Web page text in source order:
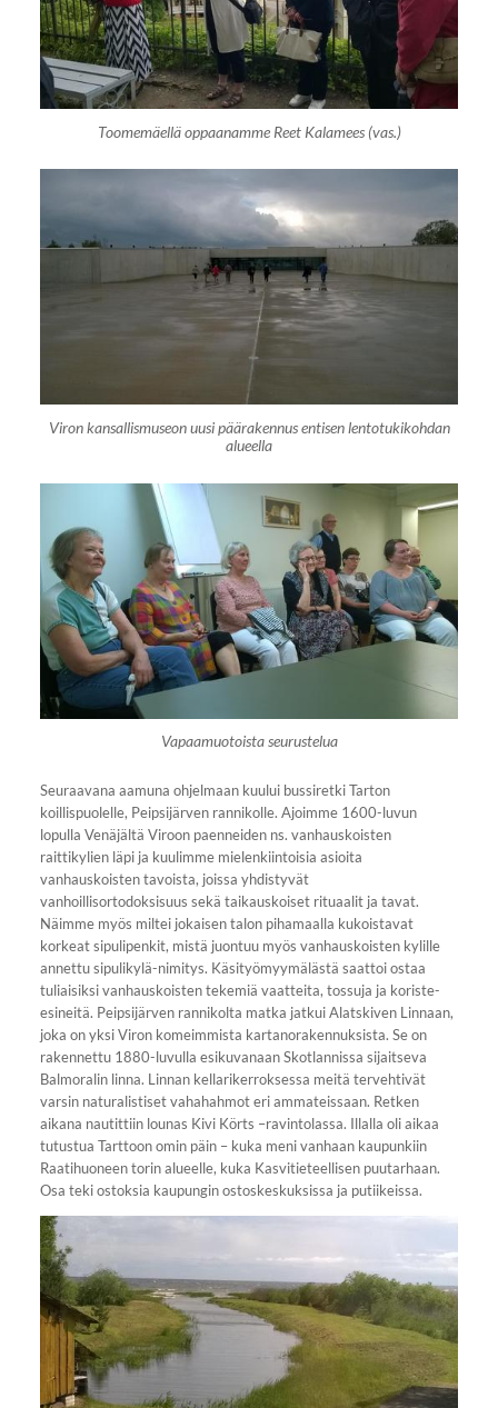
Toomemäellä oppaanamme Reet Kalamees (vas.)
Viron kansallismuseon uusi päärakennus entisen lentotukikohdan
alueella
Vapaamuotoista seurustelua
Seuraavana aamuna ohjelmaan kuului bussiretki Tarton
koillispuolelle, Peipsijärven rannikolle. Ajoimme 1600-luvun
lopulla Venäjältä Viroon paenneiden ns. vanhauskoisten
raittikylien läpi ja kuulimme mielenkiintoisia asioita
vanhauskoisten tavoista, joissa yhdistyvät
vanhoillisortodoksisuus sekä taikauskoiset rituaalit ja tavat.
Näimme myös miltei jokaisen talon pihamaalla kukoistavat
korkeat sipulipenkit, mistä juontuu myös vanhauskoisten kylille
annettu sipulikylä-nimitys. Käsityömyymälästä saattoi ostaa
tuliaisiksi vanhauskoisten tekemiä vaatteita, tossuja ja koriste-
esineitä. Peipsijärven rannikolta matka jatkui Alatskiven Linnaan,
joka on yksi Viron komeimmista kartanorakennuksista. Se on
rakennettu 1880-luvulla esikuvanaan Skotlannissa sijaitseva
Balmoralin linna. Linnan kellarikerroksessa meitä tervehtivät
varsin naturalistiset vahahahmot eri ammateissaan. Retken
aikana nautittiin lounas Kivi Körts –ravintolassa. Illalla oli aikaa
tutustua Tarttoon omin päin – kuka meni vanhaan kaupunkiin
Raatihuoneen torin alueelle, kuka Kasvitieteellisen puutarhaan.
Osa teki ostoksia kaupungin ostoskeskuksissa ja putiikeissa.